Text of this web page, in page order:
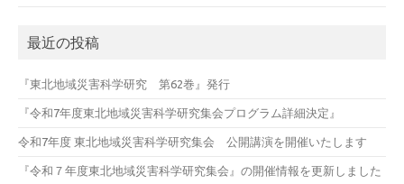
最近の投稿
『東北地域災害科学研究 第62巻』発行
『令和7年度東北地域災害科学研究集会プログラム詳細決定』
令和7年度 東北地域災害科学研究集会 公開講演を開催いたします
『令和７年度東北地域災害科学研究集会』の開催情報を更新しました